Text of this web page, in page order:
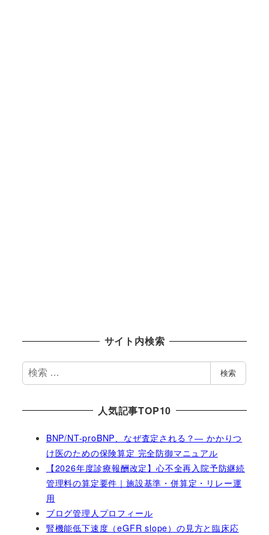
サイト内検索
検
索
検索
人気記事TOP10
BNP/NT-proBNP、なぜ査定される？― かかりつ
け医のための保険算定 完全防御マニュアル
【2026年度診療報酬改定】心不全再入院予防継続
管理料の算定要件｜施設基準・併算定・リレー運
用
ブログ管理人プロフィール
腎機能低下速度（eGFR slope）の見方と臨床応